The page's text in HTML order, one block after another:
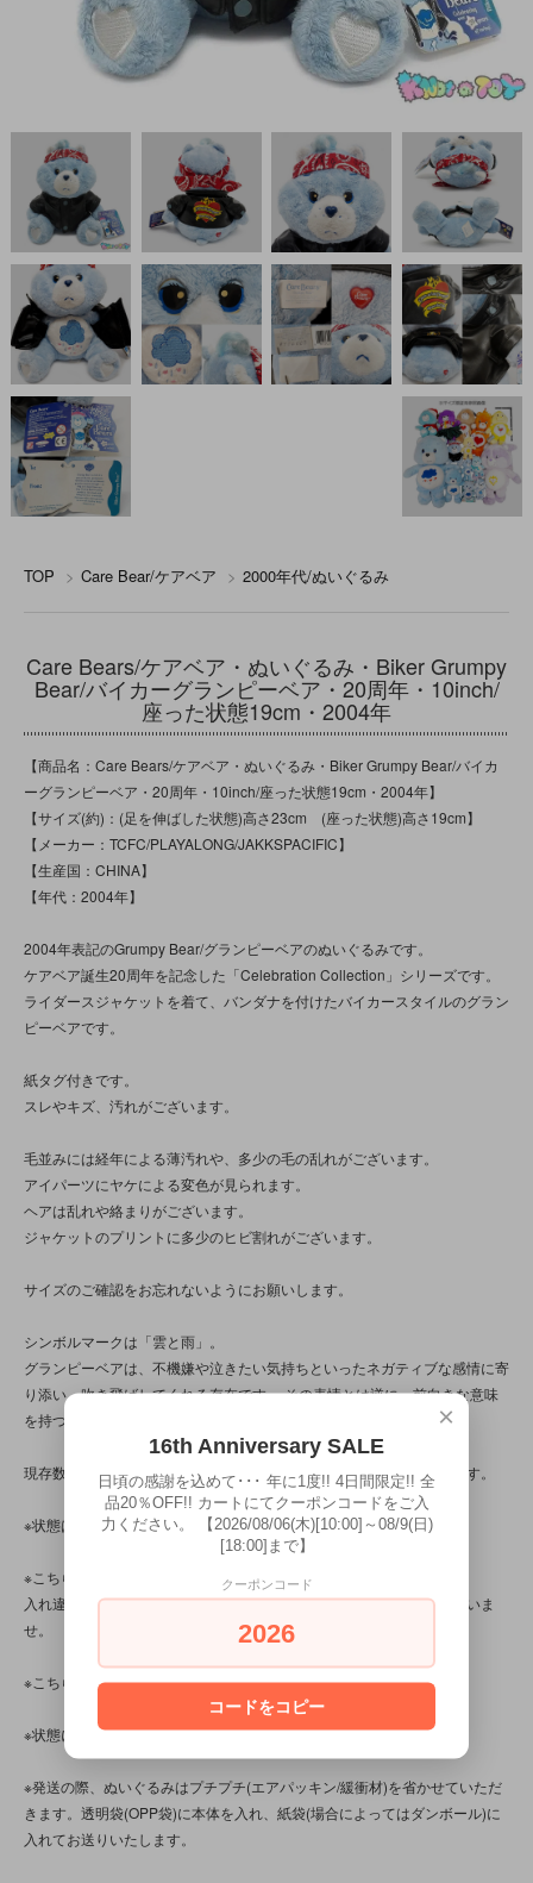
TOP > Care Bear/ケアベア > 2000年代/ぬいぐるみ
Care Bears/ケアベア・ぬいぐるみ・Biker Grumpy
Bear/バイカーグランピーベア・20周年・10inch/
座った状態19cm・2004年
【商品名：Care Bears/ケアベア・ぬいぐるみ・Biker Grumpy Bear/バイカ
ーグランピーベア・20周年・10inch/座った状態19cm・2004年】
【サイズ(約)：(足を伸ばした状態)高さ23cm (座った状態)高さ19cm】
【メーカー：TCFC/PLAYALONG/JAKKSPACIFIC】
【生産国：CHINA】
【年代：2004年】
2004年表記のGrumpy Bear/グランピーベアのぬいぐるみです。
ケアベア誕生20周年を記念した「Celebration Collection」シリーズです。
ライダースジャケットを着て、バンダナを付けたバイカースタイルのグラン
ピーベアです。
紙タグ付きです。
スレやキズ、汚れがございます。
毛並みには経年による薄汚れや、多少の毛の乱れがございます。
アイパーツにヤケによる変色が見られます。
ヘアは乱れや絡まりがございます。
ジャケットのプリントに多少のヒビ割れがございます。
サイズのご確認をお忘れないようにお願いします。
シンボルマークは「雲と雨」。
グランピーベアは、不機嫌や泣きたい気持ちといったネガティブな感情に寄
り添い、吹き飛ばしてくれる存在です。 その表情とは逆に、前向きな意味
を持つ愛すべきキャラクターです。
現存数が少なく、特別感にあふれたデザインが魅力の、貴重な一体です。
※状態は、10枚の写真と併せてご確認ください。
※こちらの商品は店頭でも販売しています。
入れ違いで完売してしまう場合がございます。その際はご容赦くださいま
せ。
※こちらの商品は、中古・ヴィンテージ品です。
※状態について気になる点は、お気軽にお問い合わせくださいませ。
※発送の際、ぬいぐるみはプチプチ(エアパッキン/緩衝材)を省かせていただ
きます。透明袋(OPP袋)に本体を入れ、紙袋(場合によってはダンボール)に
入れてお送りいたします。
×
16th Anniversary SALE
日頃の感謝を込めて･･･ 年に1度!! 4日間限定!! 全
品20％OFF!! カートにてクーポンコードをご入
力ください。 【2026/08/06(木)[10:00]～08/9(日)
[18:00]まで】
クーポンコード
2026
コードをコピー